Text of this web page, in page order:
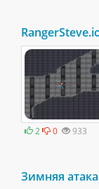
2 0 933
Зимняя атака